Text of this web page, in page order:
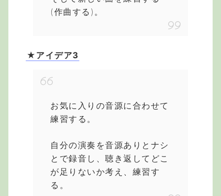
(作曲する)。
★アイデア3
お気に入りの音源に合わせて
練習する。
自分の演奏を音源ありとナシ
とで録音し、聴き返してどこ
が足りないか考え、練習す
る。